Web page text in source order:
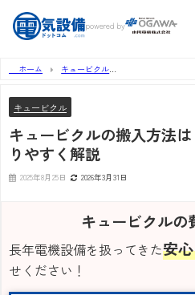
powered by
ホーム
キュービクル
キュービクル
キュービクルの搬入方法
りやすく解説
2025年8月25日 2026年3月31日
キュービクルの
長年電機設備を扱ってきた安
せください！